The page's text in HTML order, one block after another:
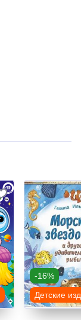
-16%
Детские